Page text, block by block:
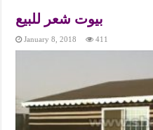
بيوت شعر للبيع
January 8, 2018 411